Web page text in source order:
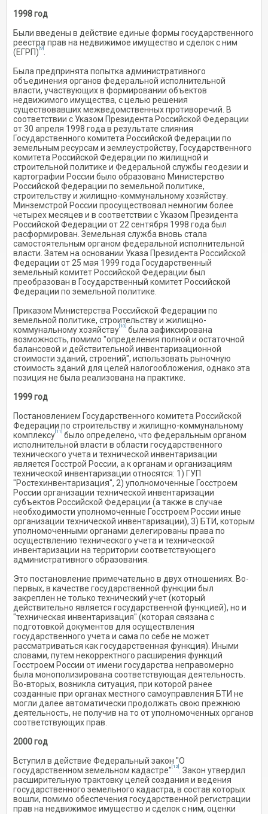
1998 год
Были введены в действие единые формы государственного
реестра прав на недвижимое имущество и сделок с ним
(ЕГРП) [9]
Была предпринята попытка административного
объединения органов федеральной исполнительной
власти, участвующих в формировании объектов
недвижимого имущества, с целью решения
существовавших межведомственных противоречий. В
соответствии с Указом Президента Российской Федерации
от 30 апреля 1998 года в результате слияния
Государственного комитета Российской Федерации по
земельным ресурсам и землеустройству, Государственного
комитета Российской Федерации по жилищной и
строительной политике и Федеральной службы геодезии и
картографии России было образовано Министерство
Российской Федерации по земельной политике,
строительству и жилищно-коммунальному хозяйству.
Минземстрой России просуществовал немногим более
четырех месяцев и в соответствии с Указом Президента
Российской Федерации от 22 сентября 1998 года был
расформирован. Земельная служба вновь стала
самостоятельным органом федеральной исполнительной
власти. Затем на основании Указа Президента Российской
Федерации от 25 мая 1999 года Государственный
земельный комитет Российской Федерации был
преобразован в Государственный комитет Российской
Федерации по земельной политике.
Приказом Министерства Российской Федерации по
земельной политике, строительству и жилищно-
коммунальному хозяйству [10] была зафиксирована
возможность, помимо "определения полной и остаточной
балансовой и действительной инвентаризационной
стоимости зданий, строений", использовать рыночную
стоимость зданий для целей налогообложения, однако эта
позиция не была реализована на практике.
1999 год
Постановлением Государственного комитета Российской
Федерации по строительству и жилищно-коммунальному
комплексу [11]
было определено, что федеральным органом
исполнительной власти в области государственного
технического учета и технической инвентаризации
является Госстрой России, а к органам и организациям
технической инвентаризации относятся: 1) ГУП
"Ростехинвентаризация", 2) уполномоченные Госстроем
России организации технической инвентаризации
субъектов Российской Федерации (а также в случае
необходимости уполномоченные Госстроем России иные
организации технической инвентаризации), 3) БТИ, которым
уполномоченными органами делегированы права по
осуществлению технического учета и технической
инвентаризации на территории соответствующего
административного образования.
Это постановление примечательно в двух отношениях. Во-
первых, в качестве государственной функции был
закреплен не только технический учет (который
действительно является государственной функцией), но и
"техническая инвентаризация" (которая связана с
подготовкой документов для осуществления
государственного учета и сама по себе не может
рассматриваться как государственная функция). Иными
словами, путем некорректного расширения функций
Госстроем России от имени государства неправомерно
была монополизирована соответствующая деятельность.
Во-вторых, возникла ситуация, при которой ранее
созданные при органах местного самоуправления БТИ не
могли далее автоматически продолжать свою прежнюю
деятельность, не получив на то от уполномоченных органов
соответствующих прав.
2000 год
Вступил в действие Федеральный закон "О
государственном земельном кадастре" [12]
. Закон утвердил
расширительную трактовку целей создания и ведения
государственного земельного кадастра, в состав которых
вошли, помимо обеспечения государственной регистрации
прав на недвижимое имущество и сделок с ним, оценки